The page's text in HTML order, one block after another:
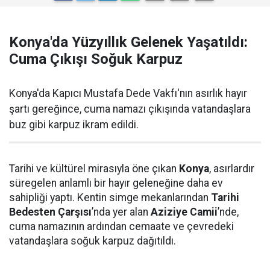
Konya'da Yüzyıllık Gelenek Yaşatıldı:
Cuma Çıkışı Soğuk Karpuz
Konya'da Kapıcı Mustafa Dede Vakfı'nın asırlık hayır
şartı gereğince, cuma namazı çıkışında vatandaşlara
buz gibi karpuz ikram edildi.
Tarihi ve kültürel mirasıyla öne çıkan Konya, asırlardır
süregelen anlamlı bir hayır geleneğine daha ev
sahipliği yaptı. Kentin simge mekanlarından Tarihi
Bedesten Çarşısı’nda yer alan Aziziye Camii’nde,
cuma namazının ardından cemaate ve çevredeki
vatandaşlara soğuk karpuz dağıtıldı.